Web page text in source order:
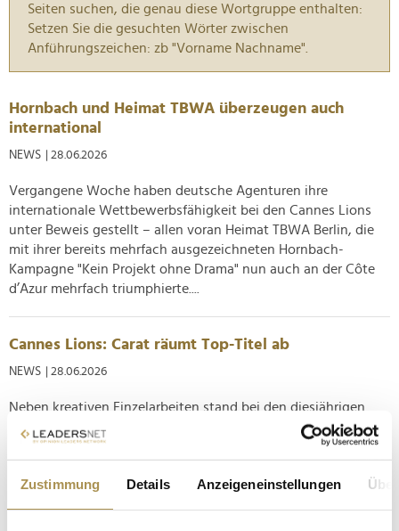
Zustimmung Details Anzeigeneinstellungen
Seiten suchen, die genau diese Wortgruppe enthalten:
Setzen Sie die gesuchten Wörter zwischen
Anführungszeichen: zb "Vorname Nachname".
Hornbach und Heimat TBWA überzeugen auch
international
NEWS | 28.06.2026
Vergangene Woche haben deutsche Agenturen ihre
internationale Wettbewerbsfähigkeit bei den Cannes Lions
unter Beweis gestellt – allen voran Heimat TBWA Berlin, die
mit ihrer bereits mehrfach ausgezeichneten Hornbach-
Kampagne "Kein Projekt ohne Drama" nun auch an der Côte
d’Azur mehrfach triumphierte....
Cannes Lions: Carat räumt Top-Titel ab
NEWS | 28.06.2026
Neben kreativen Einzelarbeiten stand bei den diesjährigen
Cannes Lions auch die Gesamtleistung von Agenturen im
Rampenlicht. Für Carat hat sich die Anreise dabei besonders
der Côte d’Azur als Medianetwork of the Year geehrt und